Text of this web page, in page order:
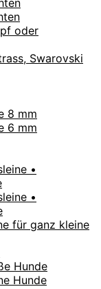
oder
Swarovski
8 mm
6 mm
•
•
für ganz kleine
Hunde
Hunde